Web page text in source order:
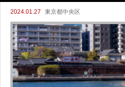
2024.01.27 東京都中央区